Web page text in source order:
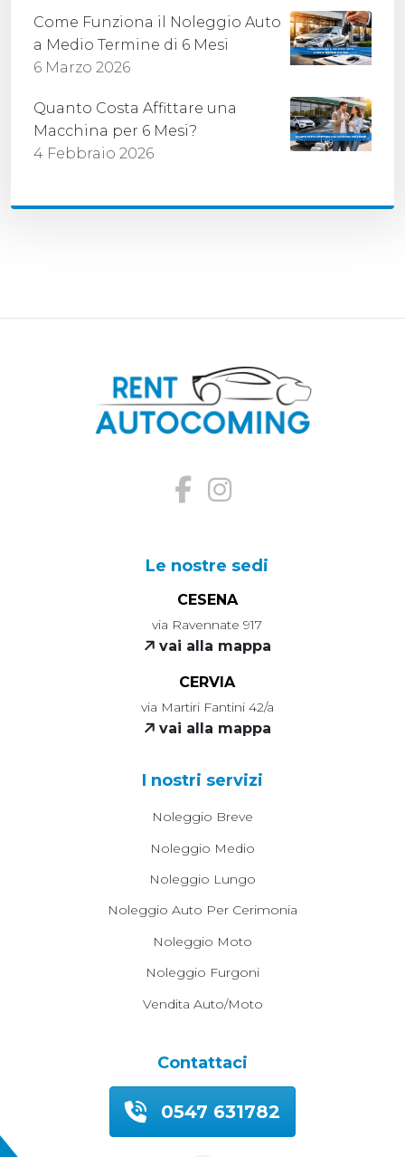
Come Funziona il Noleggio Auto
a Medio Termine di 6 Mesi
6 Marzo 2026
Quanto Costa Affittare una
Macchina per 6 Mesi?
4 Febbraio 2026
Le nostre sedi
CESENA
via Ravennate 917
vai alla mappa
CERVIA
via Martiri Fantini 42/a
vai alla mappa
I nostri servizi
Noleggio Breve
Noleggio Medio
Noleggio Lungo
Noleggio Auto Per Cerimonia
Noleggio Moto
Noleggio Furgoni
Vendita Auto/moto
Contattaci
0547 631782